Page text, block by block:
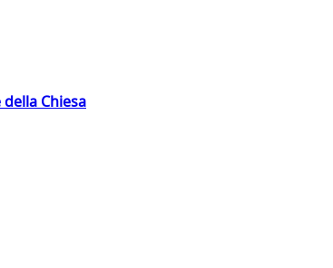
Chiesa